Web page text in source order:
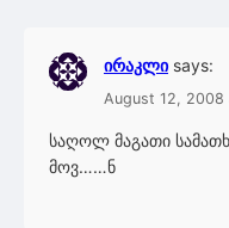
ირაკლი says:
August 12, 2008
საღოლ მაგათი
მოვ……ნ